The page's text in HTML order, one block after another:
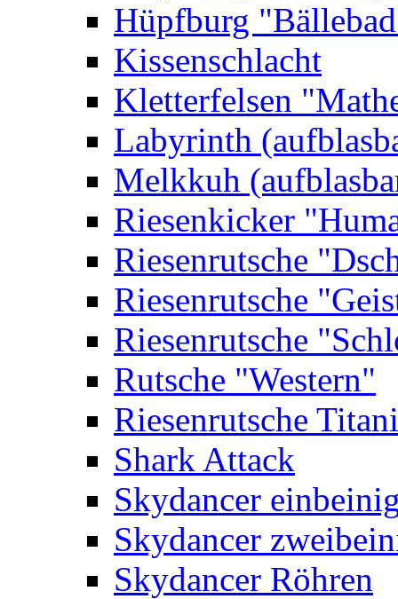
Hüpfburg
Kissenschlacht
Kletterfelsen
Labyrinth
Melkkuh
Riesenkicker
Riesenrutsche
Riesenrutsche
Riesenrutsche
Rutsche "Western"
Riesenrutsche
Shark Attack
Skydancer
Skydancer
Skydancer Röhren